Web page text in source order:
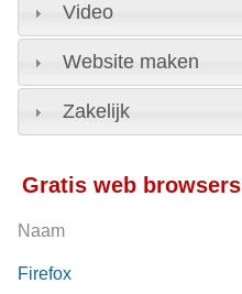
Video
Website maken
Zakelijk
Gratis web browsers
Naam
Firefox